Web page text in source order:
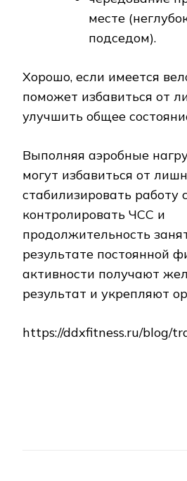
месте
подседом).
Хорошо, если имеется
поможет избавиться от
улучшить общее
Выполняя аэробные
могут избавиться от
стабилизировать работу
контролировать ЧСС и
продолжительность
результате постоянной
активности получают
результат и укрепляют
https://ddxfitness.ru/blog/